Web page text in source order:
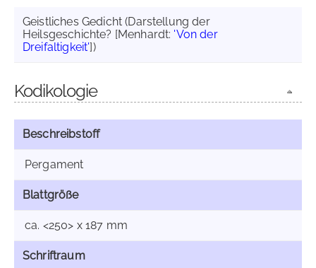
Geistliches Gedicht (Darstellung der
Heilsgeschichte? [Menhardt: 'Von der
Dreifaltigkeit'])
Kodikologie
Beschreibstoff
Pergament
Blattgröße
ca. <250> x 187 mm
Schriftraum